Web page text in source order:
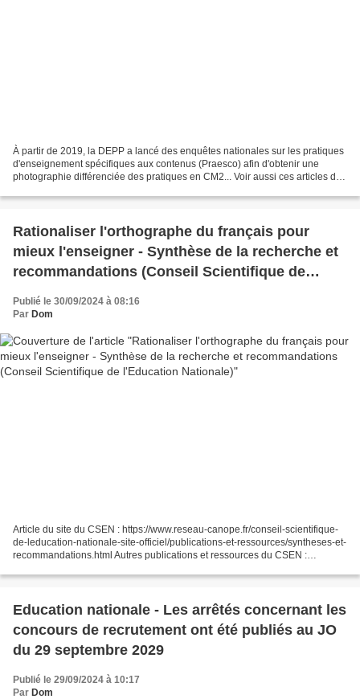
À partir de 2019, la DEPP a lancé des enquêtes nationales sur les pratiques
d'enseignement spécifiques aux contenus (Praesco) afin d'obtenir une
photographie différenciée des pratiques en CM2... Voir aussi ces articles du
Rationaliser l'orthographe du français pour
mieux l'enseigner - Synthèse de la recherche et
recommandations (Conseil Scientifique de
l'Education Nationale)
Publié le 30/09/2024 à 08:16
Par Dom
Article du site du CSEN : https://www.reseau-canope.fr/conseil-scientifique-
de-leducation-nationale-site-officiel/publications-et-ressources/syntheses-et-
recommandations.html Autres publications et ressources du CSEN :
Education nationale - Les arrêtés concernant les
concours de recrutement ont été publiés au JO
du 29 septembre 2029
Publié le 29/09/2024 à 10:17
Par Dom